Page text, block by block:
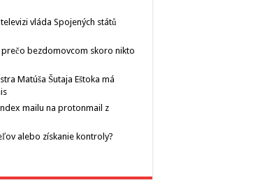
vláda Spojených států
bezdomovcom skoro nikto
Matúša Šutaja Eštoka má
mailu na protonmail z
alebo získanie kontroly?